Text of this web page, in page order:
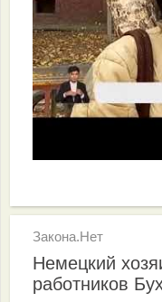
Закона.Нет
Немецкий
работников